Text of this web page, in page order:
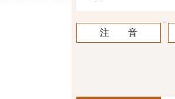
注 音